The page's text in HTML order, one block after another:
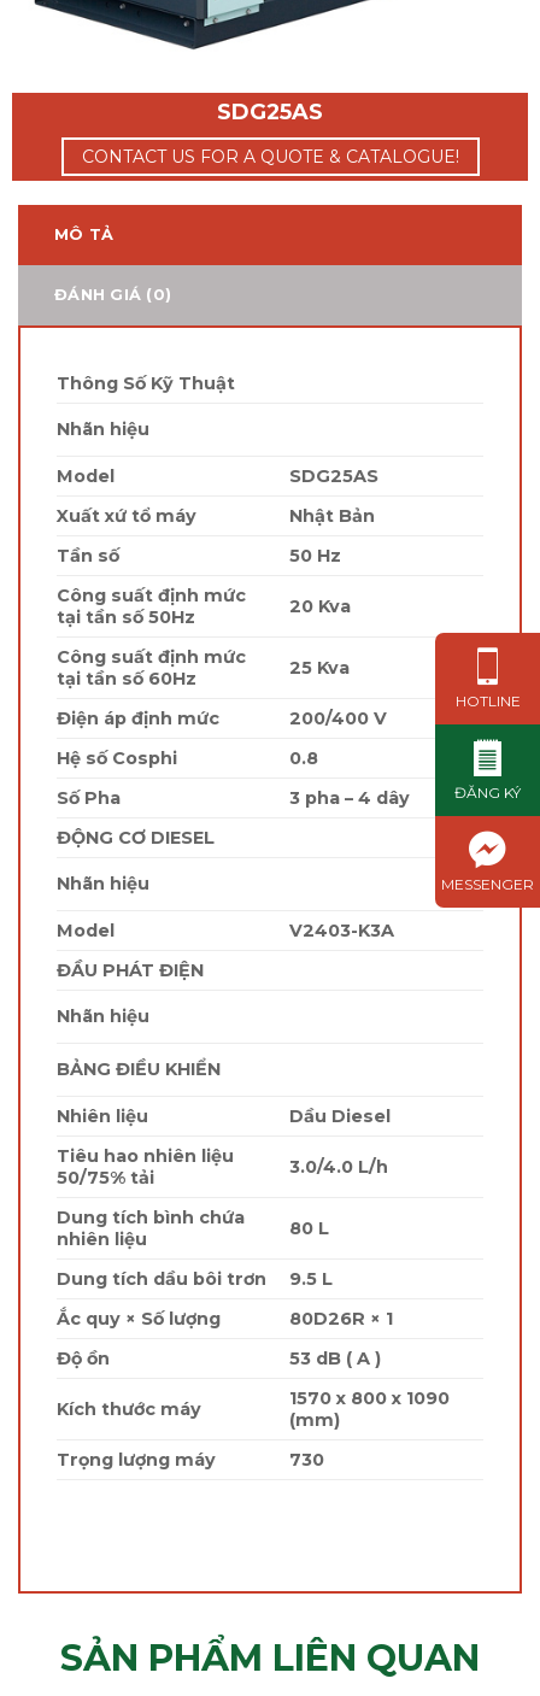
SDG25AS
CONTACT US FOR A QUOTE & CATALOGUE!
MÔ TẢ
ĐÁNH GIÁ (0)
Thông Số Kỹ Thuật
Nhãn hiệu
Model
SDG25AS
Xuất xứ tổ máy
Nhật Bản
Tần số
50 Hz
Công suất định mức
tại tần số 50Hz
20 Kva
Công suất định mức
tại tần số 60Hz
25 Kva
Điện áp định mức
200/400 V
Hệ số Cosphi
0.8
Số Pha
3 pha – 4 dây
ĐỘNG CƠ DIESEL
Nhãn hiệu
Model
V2403-K3A
ĐẦU PHÁT ĐIỆN
Nhãn hiệu
BẢNG ĐIỀU KHIỂN
Nhiên liệu
Dầu Diesel
Tiêu hao nhiên liệu
50/75% tải
3.0/4.0 L/h
Dung tích bình chứa
nhiên liệu
80 L
Dung tích dầu bôi trơn
9.5 L
Ắc quy × Số lượng
80D26R × 1
Độ ồn
53 dB ( A )
Kích thước máy
1570 x 800 x 1090
(mm)
Trọng lượng máy
730
SẢN PHẨM LIÊN QUAN
HOTLINE
ĐĂNG KÝ
MESSENGER